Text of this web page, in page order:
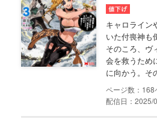
キャロライン
いた付喪神も
そのころ、ヴ
会を救うため
に向かう。そ
168
配信日：2025/